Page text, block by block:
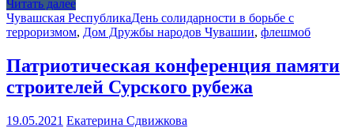
Читать далее
Чувашская РеспубликаДень солидарности в борьбе с
терроризмом, Дом Дружбы народов Чувашии, флешмоб
Патриотическая конференция памяти
строителей Сурского рубежа
19.05.2021 Екатерина Сдвижкова